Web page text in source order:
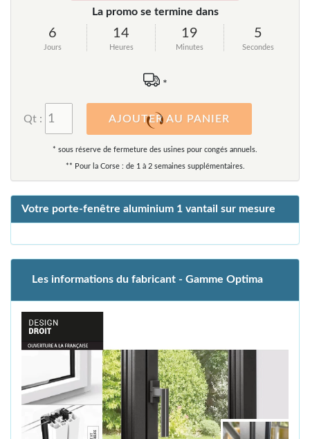
La promo se termine dans
6
Jours
14
Heures
19
Minutes
4
Secondes
*
Qt : AJOUTER AU PANIER
* sous réserve de fermeture des usines pour congés annuels.
** Pour la Corse : de 1 à 2 semaines supplémentaires.
Votre porte-fenêtre aluminium 1 vantail sur mesure
Les informations du fabricant - Gamme Optima